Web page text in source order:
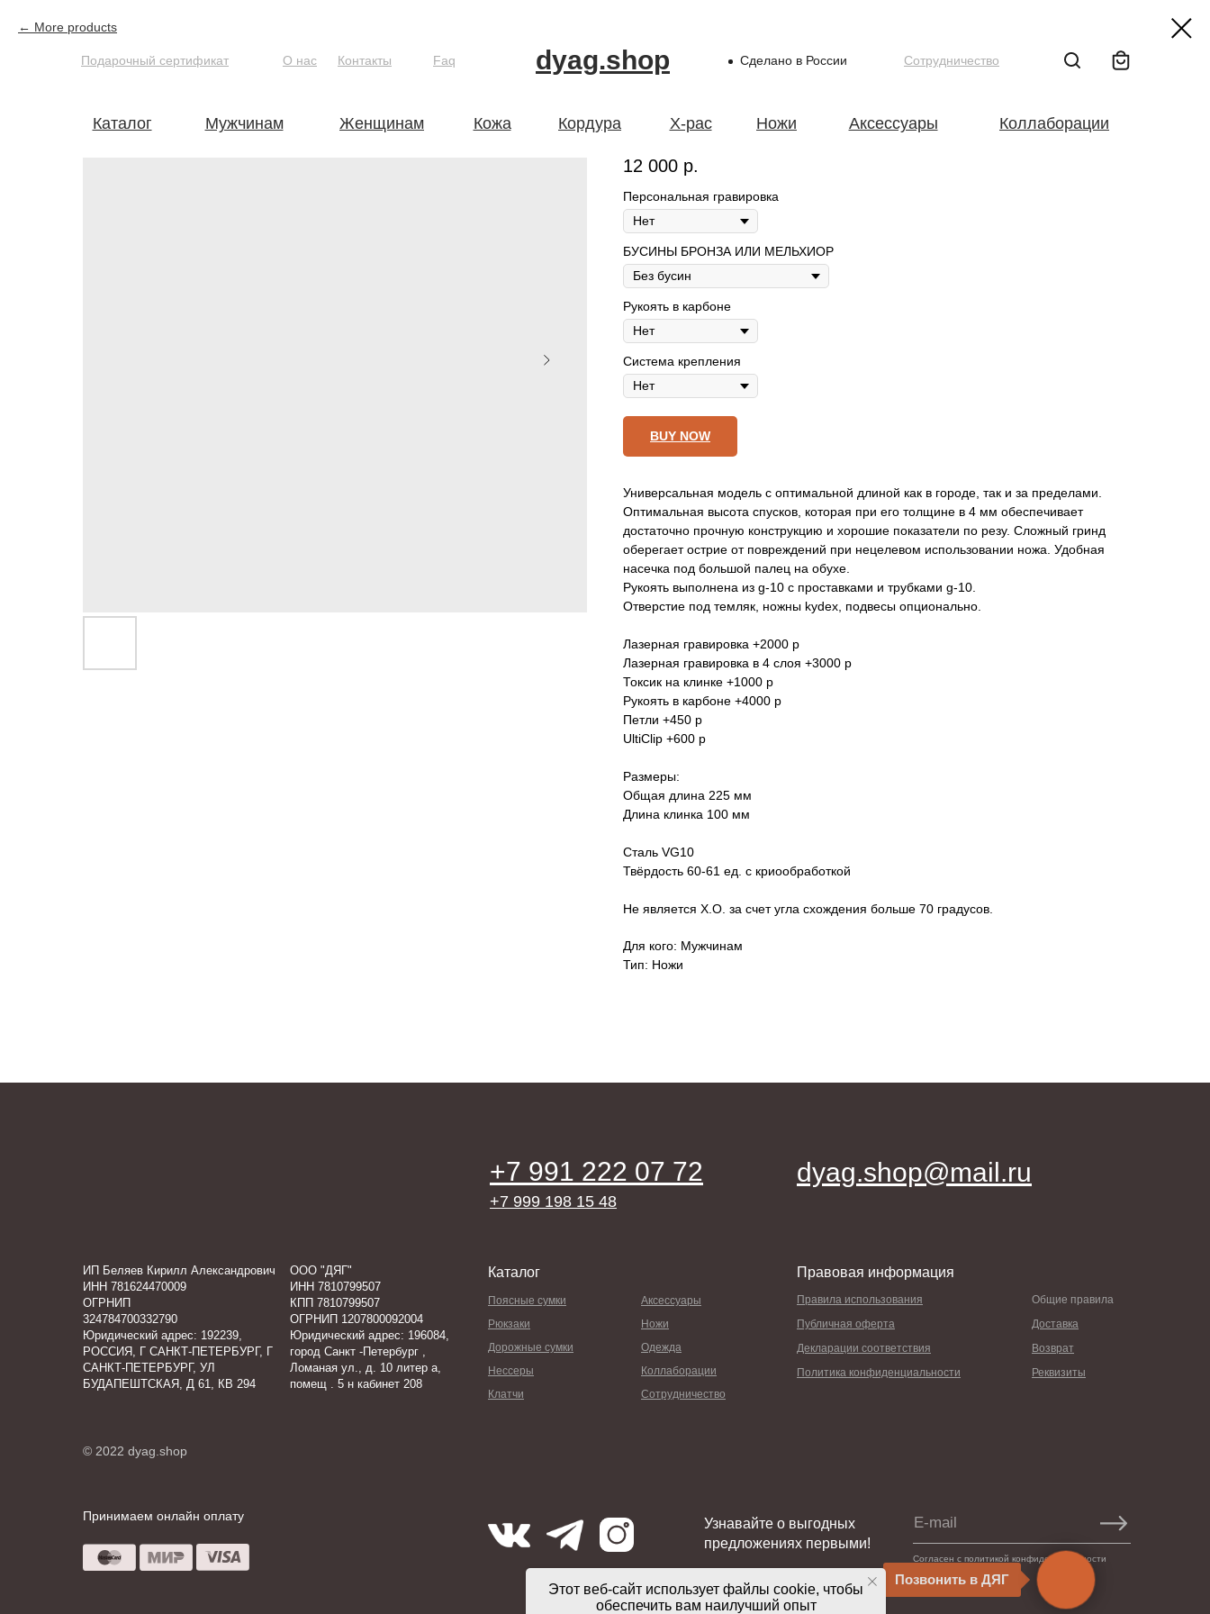
dyag.shop
Подарочный сертификат О нас Контакты Faq Сотрудничество
Сделано в России
Кожа
Мужчинам Женщинам Аксессуары
Ножи Коллаборации
Каталог Кордура X-pac
More products
Модель 09_2
12 000 р.
Персональная гравировка
БУСИНЫ БРОНЗА ИЛИ МЕЛЬХИОР
Рукоять в карбоне
Система крепления
BUY NOW
Универсальная модель с оптимальной длиной как в городе, так и за пределами.
Оптимальная высота спусков, которая при его толщине в 4 мм обеспечивает
достаточно прочную конструкцию и хорошие показатели по резу. Сложный гринд
оберегает острие от повреждений при нецелевом использовании ножа. Удобная
насечка под большой палец на обухе.
Рукоять выполнена из g-10 с проставками и трубками g-10.
Отверстие под темляк, ножны kydex, подвесы опционально.
Лазерная гравировка +2000 р
Лазерная гравировка в 4 слоя +3000 р
Токсик на клинке +1000 р
Рукоять в карбоне +4000 р
Петли +450 р
UltiClip +600 р
Размеры:
Общая длина 225 мм
Длина клинка 100 мм
Сталь VG10
Твёрдость 60-61 ед. с криообработкой
Не является Х.О. за счет угла схождения больше 70 градусов.
Для кого: Мужчинам
Тип: Ножи
Правила использования
+7 991 222 07 72 dyag.shop@mail.ru
Правовая информация
ИП Беляев Кирилл Александрович
ИНН 781624470009
ОГРНИП
324784700332790
Юридический адрес: 192239,
РОССИЯ, Г САНКТ-ПЕТЕРБУРГ, Г
САНКТ-ПЕТЕРБУРГ, УЛ
БУДАПЕШТСКАЯ, Д 61, КВ 294
© 2022 dyag.shop
Каталог
Общие правила
Поясные сумки Аксессуары
Возврат
Декларации соответствия
Дорожные сумки
Одежда
Реквизиты
Политика конфиденциальности
Коллаборации
Нессеры
Доставка
Публичная оферта
Рюкзаки Ножи
Клатчи Сотрудничество
Принимаем онлайн оплату
Согласен с политикой конфиденциальности
Узнавайте о выгодных
предложениях первыми!
ООО "ДЯГ"
ИНН 7810799507
КПП 7810799507
ОГРНИП 1207800092004
Юридический адрес: 196084,
город Санкт -Петербург ,
Ломаная ул., д. 10 литер а,
помещ . 5 н кабинет 208
+7 999 198 15 48
Этот веб-сайт использует файлы cookie, чтобы
обеспечить вам наилучший опыт
Позвонить в ДЯГ